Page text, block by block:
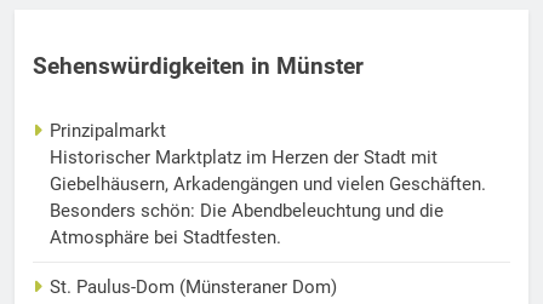
Sehenswürdigkeiten in Münster
Prinzipalmarkt
Historischer Marktplatz im Herzen der Stadt mit
Giebelhäusern, Arkadengängen und vielen Geschäften.
Besonders schön: Die Abendbeleuchtung und die
Atmosphäre bei Stadtfesten.
St. Paulus-Dom (Münsteraner Dom)